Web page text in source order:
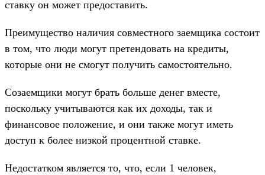
ставку он может предоставить.
Преимущество наличия совместного заемщика состоит
в том, что люди могут претендовать на кредиты,
которые они не смогут получить самостоятельно.
Созаемщики могут брать больше денег вместе,
поскольку учитываются как их доходы, так и
финансовое положение, и они также могут иметь
доступ к более низкой процентной ставке.
Недостатком является то, что, если 1 человек,